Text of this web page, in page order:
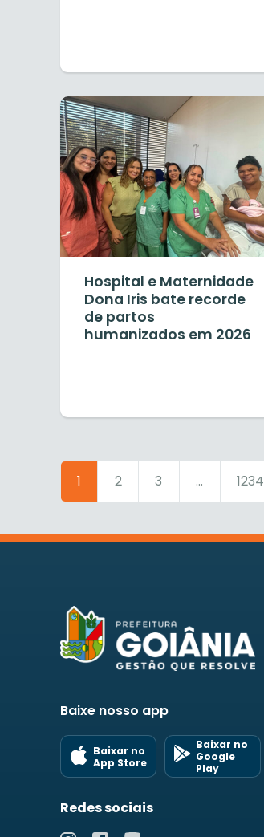
Hospital e Maternidade
Dona Iris bate recorde
de partos
humanizados em 2026
1 2 3 ... 1234
Baixe nosso app
Baixar no
App Store
Baixar no
Google
Play
Redes sociais